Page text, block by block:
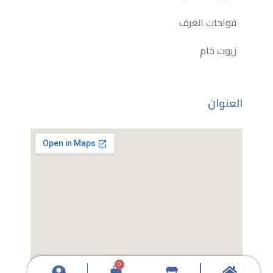
0
فواحات الغرف
زيوت خام
العنوان